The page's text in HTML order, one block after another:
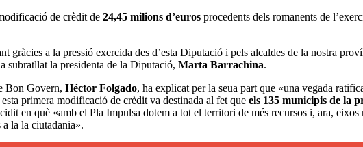
de crèdit de 24,45 milions d’euros procedents dels romanents de
gràcies a la pressió exercida des d’esta Diputació i pels alcaldes de la nostra
subratllat la presidenta de la Diputació, Marta Barrachina.
Bon Govern, Héctor Folgado, ha explicat per la seua part que «una vegada
primera modificació de crèdit va destinada al fet que els 135 municipis de la
en què «amb el Pla Impulsa dotem a tot el territori de més recursos i, ara,
la la ciutadania».